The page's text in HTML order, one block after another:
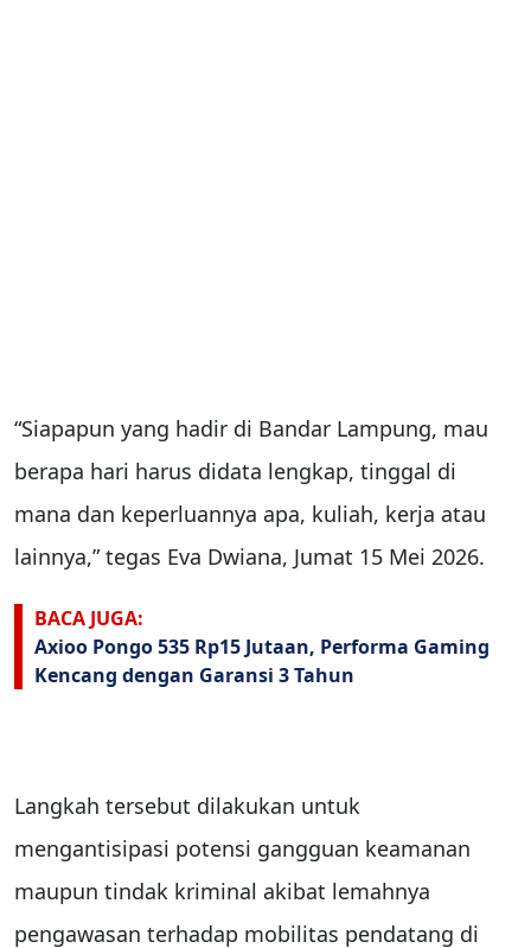
“Siapapun yang hadir di Bandar Lampung, mau
berapa hari harus didata lengkap, tinggal di
mana dan keperluannya apa, kuliah, kerja atau
lainnya,” tegas Eva Dwiana, Jumat 15 Mei 2026.
BACA JUGA:
Axioo Pongo 535 Rp15 Jutaan, Performa Gaming
Kencang dengan Garansi 3 Tahun
Langkah tersebut dilakukan untuk
mengantisipasi potensi gangguan keamanan
maupun tindak kriminal akibat lemahnya
pengawasan terhadap mobilitas pendatang di